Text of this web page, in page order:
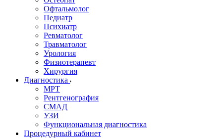
Офтальмолог
Педиатр
Психиатр
Ревматолог
Травматолог
Урология
Физиотерапевт
Хирургия
Диагностика
МРТ
Рентгенография
СМАД
УЗИ
Функциональная диагностика
Процедурный кабинет